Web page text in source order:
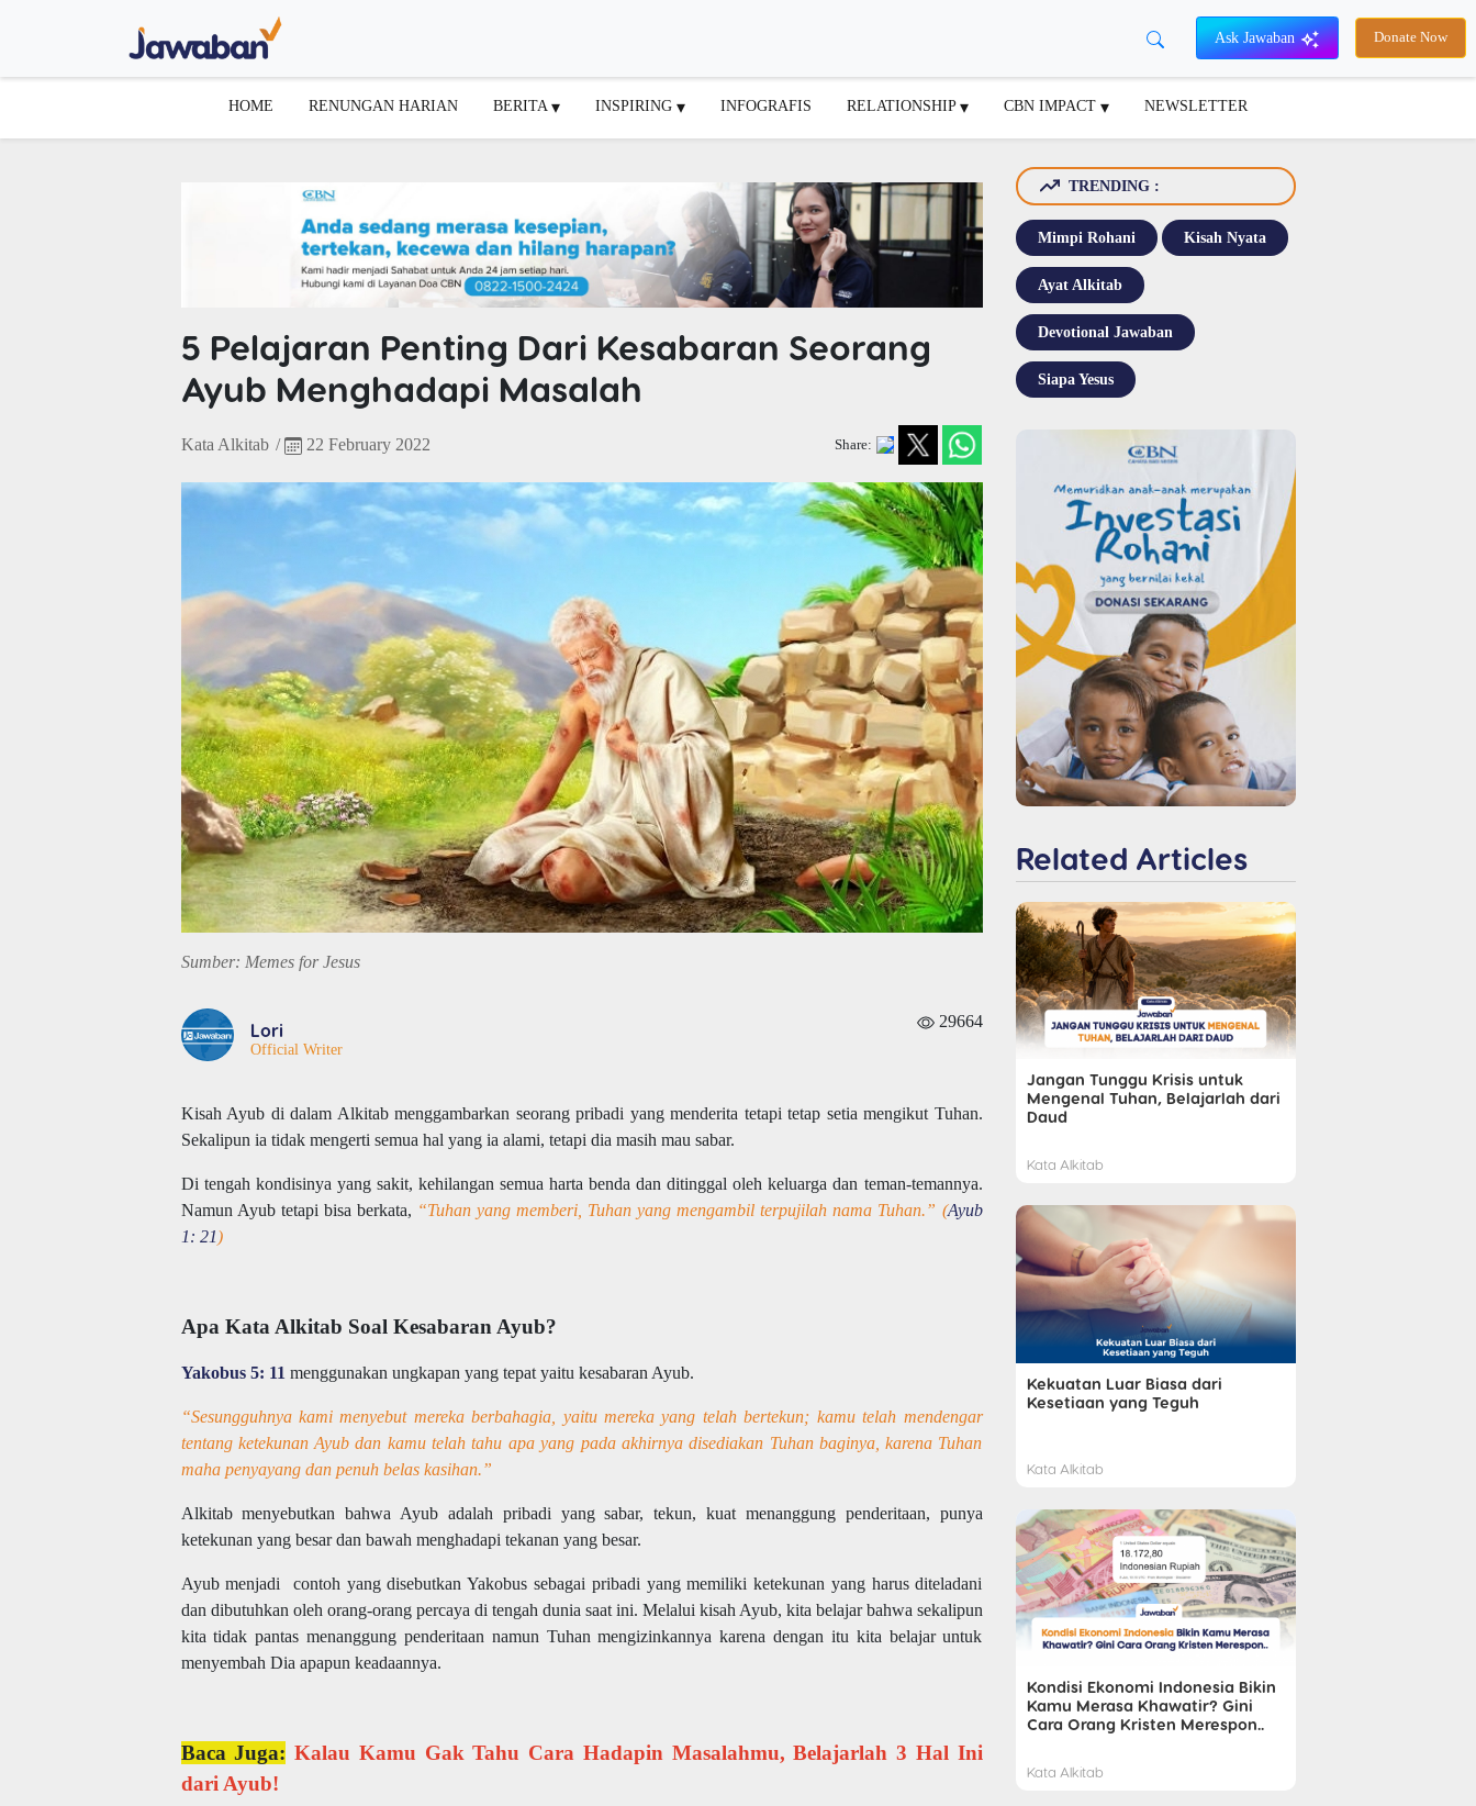
Ask Jawaban Donate Now
HOME RENUNGAN HARIAN BERITA INSPIRING INFOGRAFIS RELATIONSHIP CBN IMPACT NEWSLETTER
5 Pelajaran Penting Dari Kesabaran Seorang
Ayub Menghadapi Masalah
Kata Alkitab / 22 February 2022 Share:
Sumber: Memes for Jesus
Lori
Official Writer
29664
Kisah Ayub di dalam Alkitab menggambarkan seorang pribadi yang menderita tetapi tetap setia mengikut Tuhan.
Sekalipun ia tidak mengerti semua hal yang ia alami, tetapi dia masih mau sabar.
Di tengah kondisinya yang sakit, kehilangan semua harta benda dan ditinggal oleh keluarga dan teman-temannya.
Namun Ayub tetapi bisa berkata, “Tuhan yang memberi, Tuhan yang mengambil terpujilah nama Tuhan.” (Ayub
1: 21)
Apa Kata Alkitab Soal Kesabaran Ayub?
Yakobus 5: 11 menggunakan ungkapan yang tepat yaitu kesabaran Ayub.
“Sesungguhnya kami menyebut mereka berbahagia, yaitu mereka yang telah bertekun; kamu telah mendengar
tentang ketekunan Ayub dan kamu telah tahu apa yang pada akhirnya disediakan Tuhan baginya, karena Tuhan
maha penyayang dan penuh belas kasihan.”
Alkitab menyebutkan bahwa Ayub adalah pribadi yang sabar, tekun, kuat menanggung penderitaan, punya
ketekunan yang besar dan bawah menghadapi tekanan yang besar.
Ayub menjadi contoh yang disebutkan Yakobus sebagai pribadi yang memiliki ketekunan yang harus diteladani
dan dibutuhkan oleh orang-orang percaya di tengah dunia saat ini. Melalui kisah Ayub, kita belajar bahwa sekalipun
kita tidak pantas menanggung penderitaan namun Tuhan mengizinkannya karena dengan itu kita belajar untuk
menyembah Dia apapun keadaannya.
Baca Juga: Kalau Kamu Gak Tahu Cara Hadapin Masalahmu, Belajarlah 3 Hal Ini
dari Ayub!
TRENDING :
Mimpi Rohani Kisah Nyata
Ayat Alkitab
Devotional Jawaban
Siapa Yesus
Related Articles
Jangan Tunggu Krisis untuk
Mengenal Tuhan, Belajarlah dari
Daud
Kata Alkitab
Kekuatan Luar Biasa dari
Kesetiaan yang Teguh
Kata Alkitab
Kondisi Ekonomi Indonesia Bikin
Kamu Merasa Khawatir? Gini
Cara Orang Kristen Merespon..
Kata Alkitab